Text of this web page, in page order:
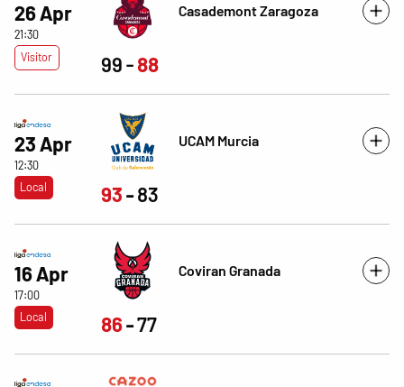
26 Apr
21:30
Visitor
Casademont Zaragoza
99 88
23 Apr
12:30
Local
UCAM Murcia
93 83
16 Apr
17:00
Local
Coviran Granada
86 77